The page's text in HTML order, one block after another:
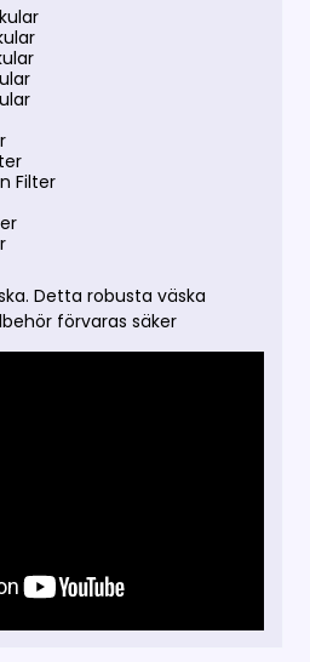
Filter
Detta robusta väska
förvaras säker